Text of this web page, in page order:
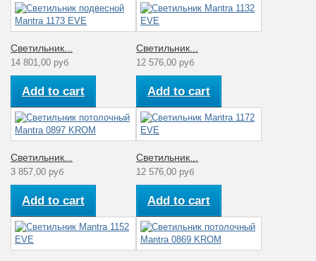
Светильник...
14 801,00 руб
Add to cart
Светильник...
12 576,00 руб
Add to cart
Светильник...
3 857,00 руб
Add to cart
Светильник...
12 576,00 руб
Add to cart